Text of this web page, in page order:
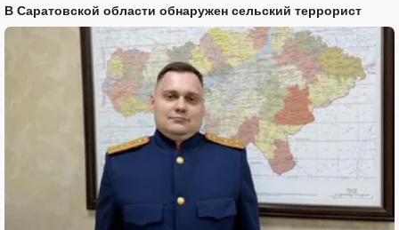
В Саратовской области обнаружен сельский террорист